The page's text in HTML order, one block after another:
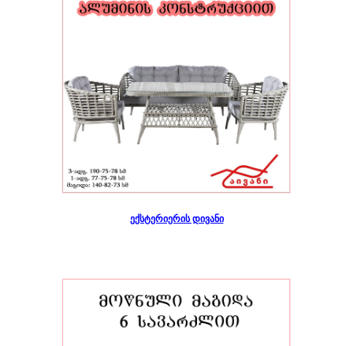
ექსტერიერის დივანი